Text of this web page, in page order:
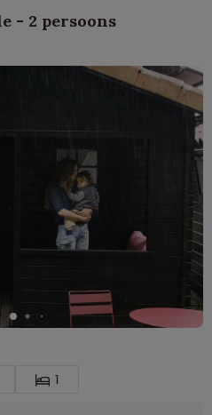
- 2 persoons
1